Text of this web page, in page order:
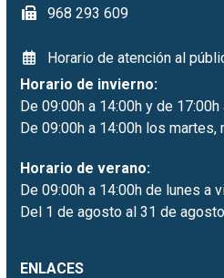
968 293 609
Horario de atención al
Horario de invierno:
De 09:00h a 14:00h y de
De 09:00h a 14:00h los
Horario de verano:
De 09:00h a 14:00h de lunes a
Del 1 de agosto al 31 de
ENLACES